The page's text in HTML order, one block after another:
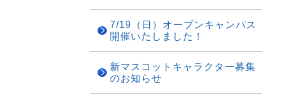
7/19（日）オープンキャンパス
開催いたしました！
新マスコットキャラクター募集
のお知らせ